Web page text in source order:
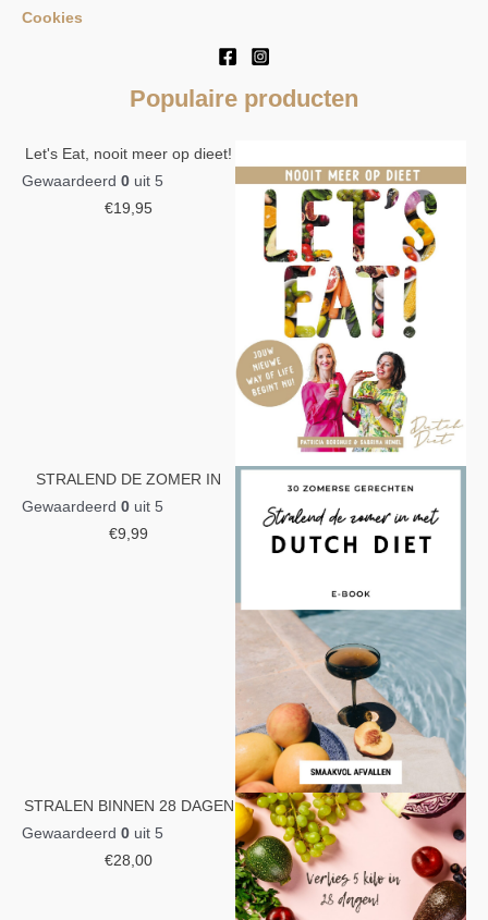
Cookies
Populaire producten
Let's Eat, nooit meer op dieet!
Gewaardeerd 0 uit 5
€19,95
STRALEND DE ZOMER IN
Gewaardeerd 0 uit 5
€9,99
STRALEN BINNEN 28 DAGEN
Gewaardeerd 0 uit 5
€28,00